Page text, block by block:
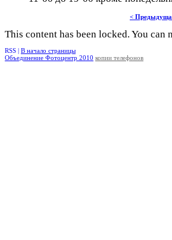
<
This content has been locked. You can
RSS | В начало страницы
Объединение Фотоцентр 2010 копии телефонов